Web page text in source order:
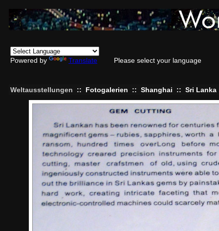
Powered by Translate Please select your language
Weltausstellungen :: Fotogalerien :: Shanghai :: Sri Lanka